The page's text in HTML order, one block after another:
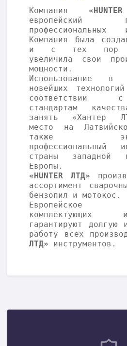
Компания
европейский
профессиональных
Компания была
и с тех пор
увеличила свои
мощности.
Использование в
новейших
соответствии
стандартам
занять «Хантер
место на
также
профессиональный
страны западной
Европы.
«HUNTER ЛТД»
ассортимент
бензопил и мотокос.
Европейское
гарантируют долгую
работу всех
ЛТД» инструментов.